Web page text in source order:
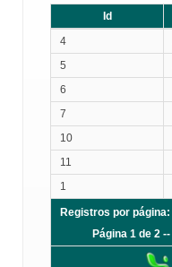
Id
4
5
6
7
10
11
1
Registros por página:
Página 1 de 2